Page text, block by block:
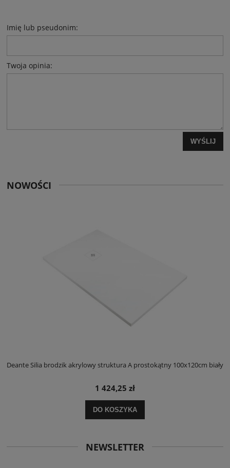
Imię lub pseudonim:
Twoja opinia:
WYŚLIJ
NOWOŚCI
Deante Silia brodzik akrylowy struktura A prostokątny 100x120cm biały
1 424,25 zł
DO KOSZYKA
NEWSLETTER